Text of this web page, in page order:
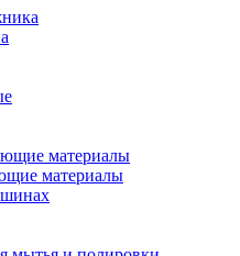
материалы
материалы
шинах